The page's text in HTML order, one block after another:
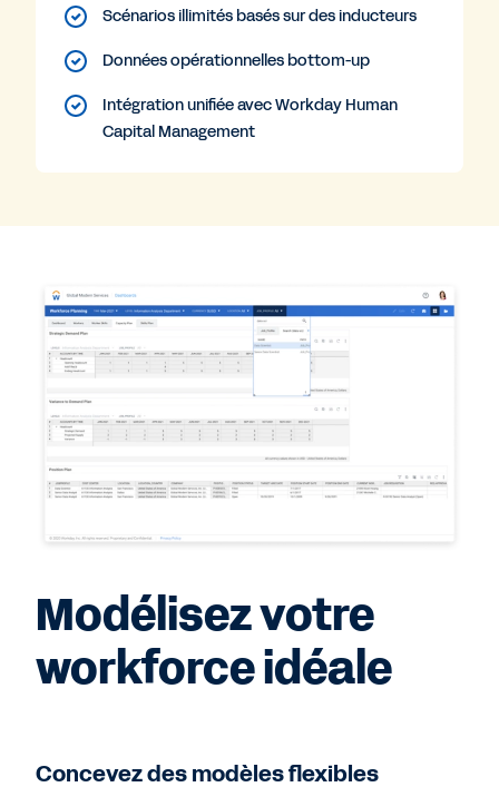
Scénarios illimités basés sur des inducteurs
Données opérationnelles bottom-up
Intégration unifiée avec Workday Human
Capital Management
Modélisez votre
workforce idéale
Concevez des modèles flexibles